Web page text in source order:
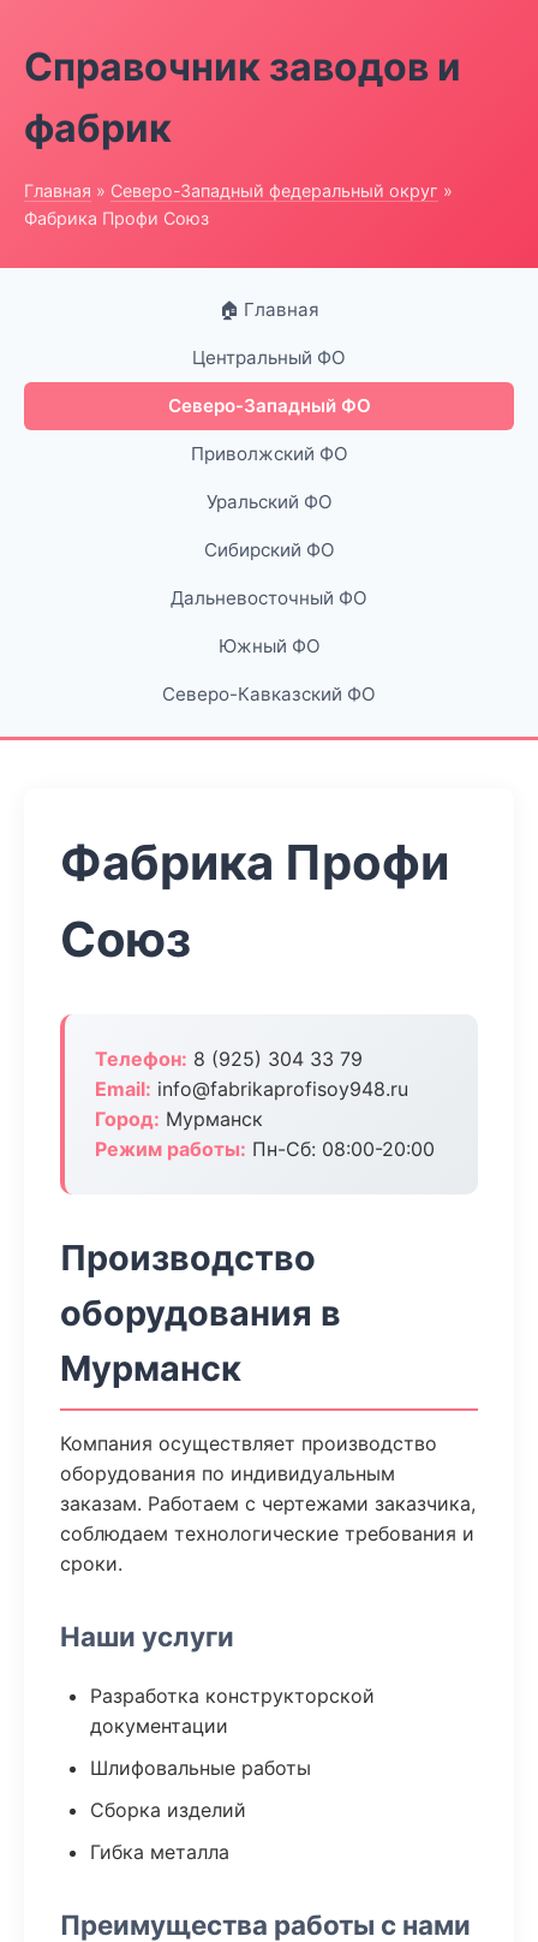
Справочник заводов и
фабрик
Главная » Северо-Западный федеральный округ »
Фабрика Профи Союз
🏠 Главная
Центральный ФО
Северо-Западный ФО
Приволжский ФО
Уральский ФО
Сибирский ФО
Дальневосточный ФО
Южный ФО
Северо-Кавказский ФО
Фабрика Профи
Союз
Телефон: 8 (925) 304 33 79
Email: info@fabrikaprofisoy948.ru
Город: Мурманск
Режим работы: Пн-Сб: 08:00-20:00
Производство
оборудования в
Мурманск
Компания осуществляет производство
оборудования по индивидуальным
заказам. Работаем с чертежами заказчика,
соблюдаем технологические требования и
сроки.
Наши услуги
Разработка конструкторской
документации
Шлифовальные работы
Сборка изделий
Гибка металла
Преимущества работы с нами